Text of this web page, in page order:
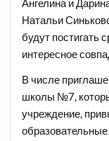
Ангелина и
Натальи
будут постигать
интересное
В числе
школы №7,
учреждение,